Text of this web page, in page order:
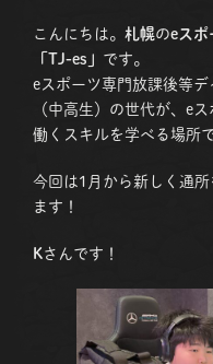
こんにちは。 札幌のeスポ
「TJ-es」 です。
eスポーツ専門放課後等
（中高生）の世代が、e
働くスキルを学べる場所で
今回は1月から新しく通
ます！
Kさんです！